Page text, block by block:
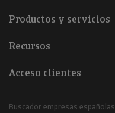
Productos y servicios
Recursos
Acceso clientes
Buscador empresas españolas